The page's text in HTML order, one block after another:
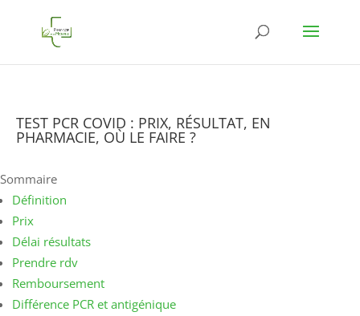
TEST PCR COVID : PRIX, RÉSULTAT, EN
PHARMACIE, OÙ LE FAIRE ?
Sommaire
Définition
Prix
Délai résultats
Prendre rdv
Remboursement
Différence PCR et antigénique